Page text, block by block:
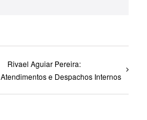
Rivael Aguiar Pereira:
Atendimentos e Despachos Internos